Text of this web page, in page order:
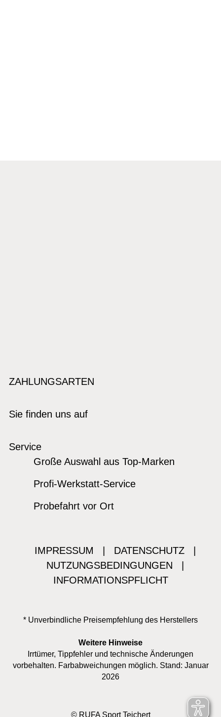
ZAHLUNGSARTEN
Sie finden uns auf
Service
Große Auswahl aus Top-Marken
Profi-Werkstatt-Service
Probefahrt vor Ort
IMPRESSUM DATENSCHUTZ
NUTZUNGSBEDINGUNGEN
INFORMATIONSPFLICHT
* Unverbindliche Preisempfehlung des Herstellers
Weitere Hinweise
Irrtümer, Tippfehler und technische Änderungen
vorbehalten. Farbabweichungen möglich. Stand: Januar
2026
© RUFA Sport Teichert